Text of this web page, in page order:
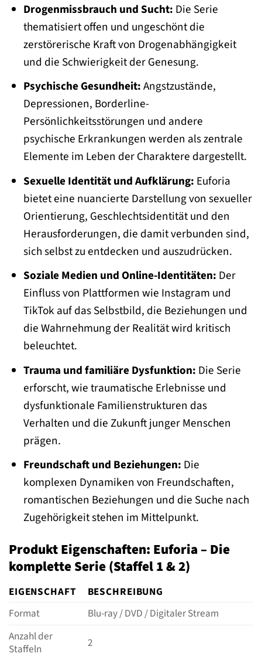
Drogenmissbrauch und Sucht: Die Serie
thematisiert offen und ungeschönt die
zerstörerische Kraft von Drogenabhängigkeit
und die Schwierigkeit der Genesung.
Psychische Gesundheit:Angstzustände,
Depressionen, Borderline-
Persönlichkeitsstörungen und andere
psychische Erkrankungen werden als zentrale
Elemente im Leben der Charaktere dargestellt.
Sexuelle Identität und Aufklärung: Euforia
bietet eine nuancierte Darstellung von sexueller
Orientierung, Geschlechtsidentität und den
Herausforderungen, die damit verbunden sind,
sich selbst zu entdecken und auszudrücken.
Soziale Medien und Online-Identitäten: Der
Einfluss von Plattformen wie Instagram und
TikTok auf das Selbstbild, die Beziehungen und
die Wahrnehmung der Realität wird kritisch
beleuchtet.
Trauma und familiäre Dysfunktion: Die Serie
erforscht, wie traumatische Erlebnisse und
dysfunktionale Familienstrukturen das
Verhalten und die Zukunft junger Menschen
prägen.
Freundschaft und Beziehungen: Die
komplexen Dynamiken von Freundschaften,
romantischen Beziehungen und die Suche nach
Zugehörigkeit stehen im Mittelpunkt.
Produkt Eigenschaften: Euforia – Die
komplette Serie (Staffel 1 & 2)
EIGENSCHAFT
BESCHREIBUNG
Format
Blu-ray / DVD / Digitaler Stream
Anzahl der
Staffeln
2